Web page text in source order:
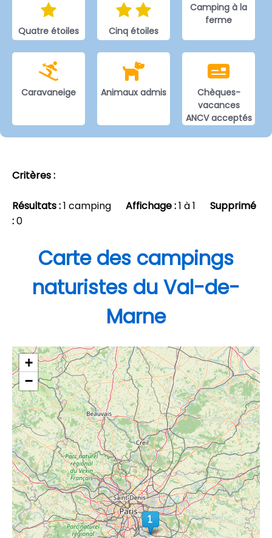
Quatre étoiles Cinq étoiles
Camping à la
ferme
Caravaneige Animaux admis
Chèques-
vacances
ANCV acceptés
Critères :
Résultats :1 camping Affichage :1 à 1 Supprimé
:0
Carte des campings
naturistes du Val-de-
Marne
+
−